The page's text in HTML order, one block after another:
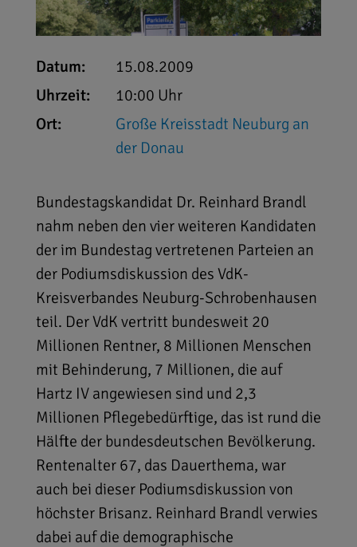
Datum:
15.08.2009
Uhrzeit:
10:00 Uhr
Ort:
Große Kreisstadt Neuburg an
der Donau
Bundestagskandidat Dr. Reinhard Brandl
nahm neben den vier weiteren Kandidaten
der im Bundestag vertretenen Parteien an
der Podiumsdiskussion des VdK-
Kreisverbandes Neuburg-Schrobenhausen
teil. Der VdK vertritt bundesweit 20
Millionen Rentner, 8 Millionen Menschen
mit Behinderung, 7 Millionen, die auf
Hartz IV angewiesen sind und 2,3
Millionen Pflegebedürftige, das ist rund die
Hälfte der bundesdeutschen Bevölkerung.
Rentenalter 67, das Dauerthema, war
auch bei dieser Podiumsdiskussion von
höchster Brisanz. Reinhard Brandl verwies
dabei auf die demographische